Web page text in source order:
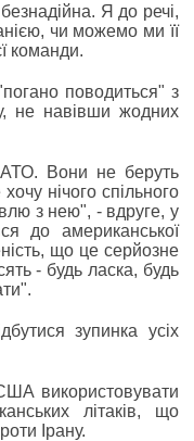
Я до речі,
чи можемо ми її
команди.
поводиться" з
не навівши жодних
Вони не беруть
нічого спільного
з нею", - вдруге, у
до американської
що це серйозне
- будь ласка, будь
зупинка усіх
використовувати
літаків, що
Ірану.